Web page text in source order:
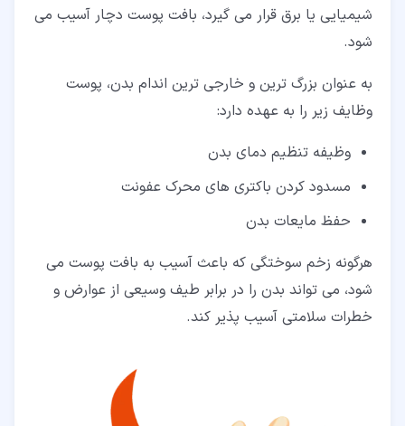
۷‏- سخن پایانی
شیمیایی یا برق قرار می گیرد، بافت پوست دچار آسیب می
شود.
به عنوان بزرگ ترین و خارجی ترین اندام بدن، پوست
وظایف زیر را به عهده دارد:
وظیفه تنظیم دمای بدن
مسدود کردن باکتری های محرک عفونت
حفظ مایعات بدن
هرگونه زخم سوختگی که باعث آسیب به بافت پوست می
شود، می تواند بدن را در برابر طیف وسیعی از عوارض و
خطرات سلامتی آسیب پذیر کند.